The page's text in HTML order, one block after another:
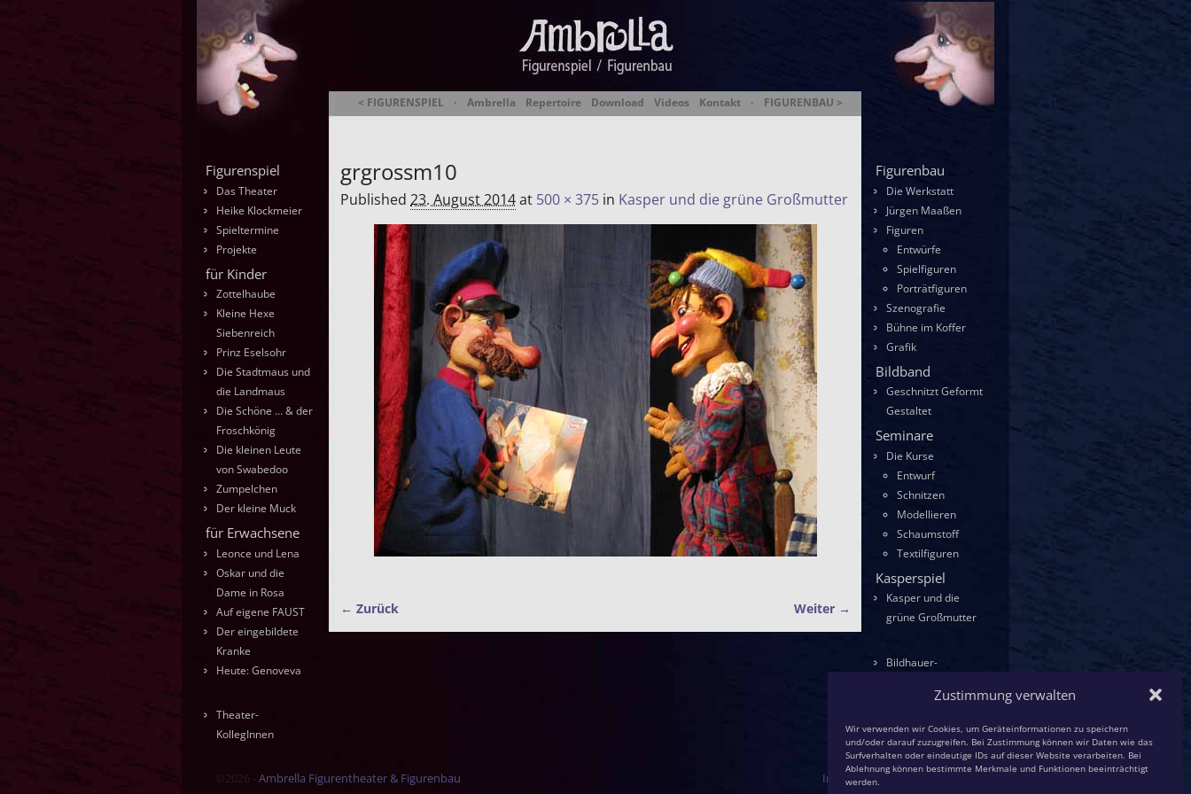
Zustimmung verwalten
Wir verwenden wir Cookies, um Geräteinformationen zu speichern
und/oder darauf zuzugreifen. Bei Zustimmung können wir Daten wie das
Surfverhalten oder eindeutige IDs auf dieser Website verarbeiten. Bei
Ablehnung können bestimmte Merkmale und Funktionen beeinträchtigt
werden.
< FIGURENSPIEL · Ambrella Repertoire Download Videos Kontakt · FIGURENBAU >
Ambrella Figurentheater & Figurenbau
grgrossm10
Published 23. August 2014at 500 × 375 in Kasper und die grüne Großmutter
Bilder-Navigation
← Zurück Weiter →
Figurenspiel
Das Theater
Heike Klockmeier
Spieltermine
Projekte
für Kinder
Zottelhaube
Kleine Hexe
Siebenreich
Prinz Eselsohr
Die Stadtmaus und
die Landmaus
Die Schöne … & der
Froschkönig
Die kleinen Leute
von Swabedoo
Zumpelchen
Der kleine Muck
für Erwachsene
Leonce und Lena
Oskar und die
Dame in Rosa
Auf eigene FAUST
Der eingebildete
Kranke
Heute: Genoveva
Theater-
KollegInnen
Figurenbau
Die Werkstatt
Jürgen Maaßen
Figuren
Entwürfe
Spielfiguren
Porträtfiguren
Szenografie
Bühne im Koffer
Grafik
Bildband
Geschnitzt Geformt
Gestaltet
Seminare
Die Kurse
Entwurf
Schnitzen
Modellieren
Schaumstoff
Textilfiguren
Kasperspiel
Kasper und die
grüne Großmutter
Bildhauer-
©2026 - Ambrella Figurentheater & Figurenbau Impressum / Datenschutz